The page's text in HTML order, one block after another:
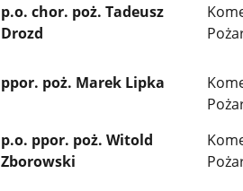
p.o. chor. poż. Tadeusz
Drozd
ppor. poż. Marek Lipka
p.o. ppor. poż. Witold
Zborowski